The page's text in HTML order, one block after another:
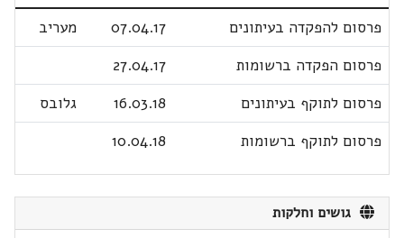
פרסום להפקדה בעיתונים
07.04.17
מעריב
פרסום הפקדה ברשומות
27.04.17
פרסום לתוקף בעיתונים
16.03.18
גלובס
פרסום לתוקף ברשומות
10.04.18
גושים וחלקות